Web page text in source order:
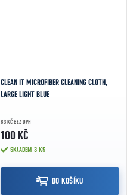
CLEAN IT MICROFIBER CLEANING CLOTH,
LARGE LIGHT BLUE
83 KČ BEZ DPH
100 KČ
SKLADEM 3 KS
DO KOŠÍKU